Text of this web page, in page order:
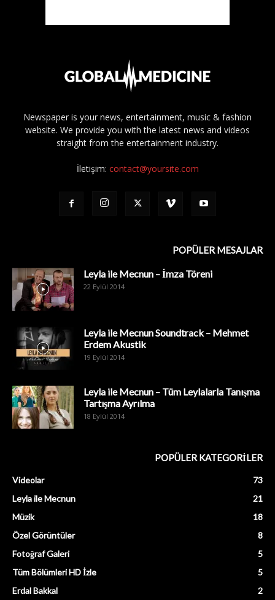
Newspaper is your news, entertainment, music & fashion
website. We provide you with the latest news and videos
straight from the entertainment industry.
İletişim: contact@yoursite.com
POPÜLER MESAJLAR
Leyla ile Mecnun – İmza Töreni
22 Eylül 2014
Leyla ile Mecnun Soundtrack – Mehmet
Erdem Akustik
19 Eylül 2014
Leyla ile Mecnun – Tüm Leylalarla Tanışma
Tartışma Ayrılma
18 Eylül 2014
POPÜLER KATEGORİLER
Videolar
73
Leyla ile Mecnun
21
Müzik
18
Özel Görüntüler
8
Fotoğraf Galeri
5
Tüm Bölümleri HD İzle
5
Erdal Bakkal
2